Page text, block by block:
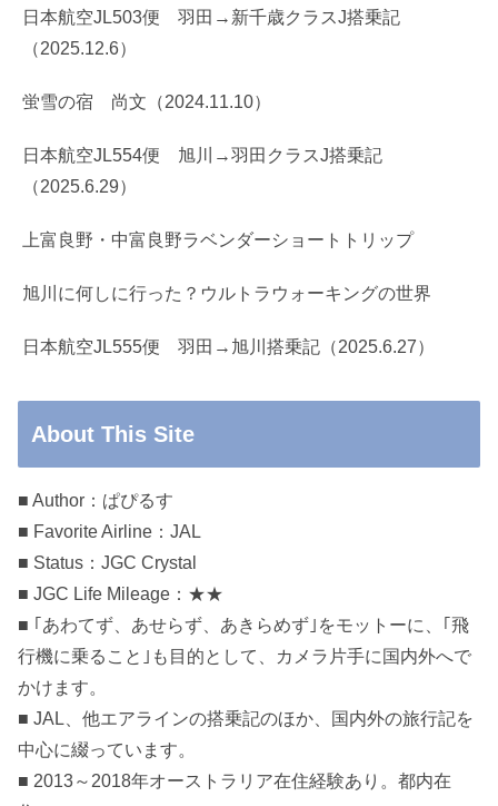
日本航空JL503便 羽田→新千歳クラスJ搭乗記
（2025.12.6）
蛍雪の宿 尚文（2024.11.10）
日本航空JL554便 旭川→羽田クラスJ搭乗記
（2025.6.29）
上富良野・中富良野ラベンダーショートトリップ
旭川に何しに行った？ウルトラウォーキングの世界
日本航空JL555便 羽田→旭川搭乗記（2025.6.27）
About This Site
■ Author：ぱぴるす
■ Favorite Airline：JAL
■ Status：JGC Crystal
■ JGC Life Mileage：★★
■ ｢あわてず、あせらず、あきらめず｣をモットーに、｢飛
行機に乗ること｣も目的として、カメラ片手に国内外へで
かけます。
■ JAL、他エアラインの搭乗記のほか、国内外の旅行記を
中心に綴っています。
■ 2013～2018年オーストラリア在住経験あり。都内在